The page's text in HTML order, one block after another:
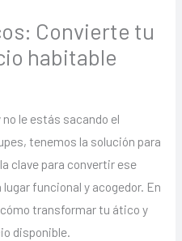
Convierte tu
habitable
le estás sacando el
tenemos la solución para
clave para convertir ese
funcional y acogedor. En
transformar tu ático y
disponible.